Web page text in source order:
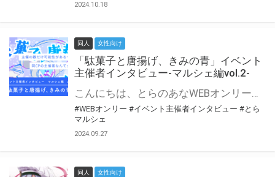
2024.10.18
同人 女性向け
「駄菓子と唐揚げ、きみの青」イベント
主催者インタビュー-マルシェ編vol.2-
こんにちは、とらのあなWEBオンリー運営スタッフです。 新たにお届けする、イベント主催者インタビュー-マルシェ編-は、 とらのあなWEBオンリー「マルシェ」をご利用の主催様に 「マルシェ」を使ってイベントを開催した感想や心がけをお聞きする企画です。 今回は、WEBオンリー初開催「駄菓子と唐揚げ、きみの青」より、 主催のぎこ六屋様にお話を伺いました。 協力：ぎこ六屋様／イベント公式Twitter（@krkgwks） とらのあなWEBオンリー「マルシェ」とは？ WEBオンリーでリアルタイムでコミュニケーションがとれるオンライン会場です。
#WEBオンリー #イベント主催者インタビュー #とら
マルシェ
2024.09.27
同人 女性向け